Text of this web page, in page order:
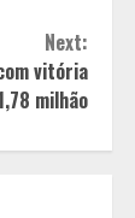
Next:
vitória
milhão